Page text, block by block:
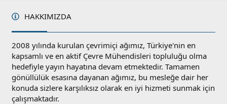
HAKKIMIZDA
2008 yılında kurulan çevrimiçi ağımız, Türkiye'nin en
kapsamlı ve en aktif Çevre Mühendisleri topluluğu olma
hedefiyle yayın hayatına devam etmektedir. Tamamen
gönüllülük esasına dayanan ağımız, bu mesleğe dair her
konuda sizlere karşılıksız olarak en iyi hizmeti sunmak için
çalışmaktadır.